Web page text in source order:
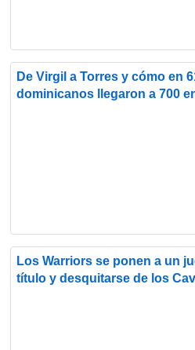
De Virgil a Torres y cómo en
dominicanos llegaron a 700
Los Warriors se ponen a un
título y desquitarse de los